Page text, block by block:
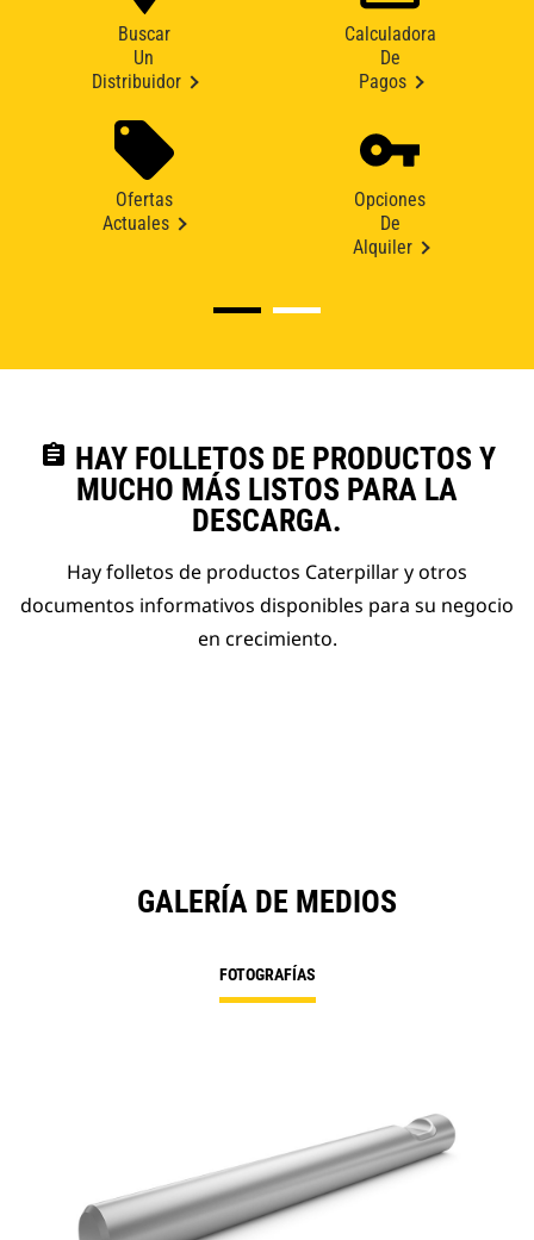
Buscar
Un
Distribuidor
Calculadora
De
Pagos
Ofertas
Actuales
Opciones
De
Alquiler
assignment HAY FOLLETOS DE PRODUCTOS Y
MUCHO MÁS LISTOS PARA LA
DESCARGA.
Hay folletos de productos Caterpillar y otros
documentos informativos disponibles para su negocio
en crecimiento.
GALERÍA DE MEDIOS
FOTOGRAFÍAS